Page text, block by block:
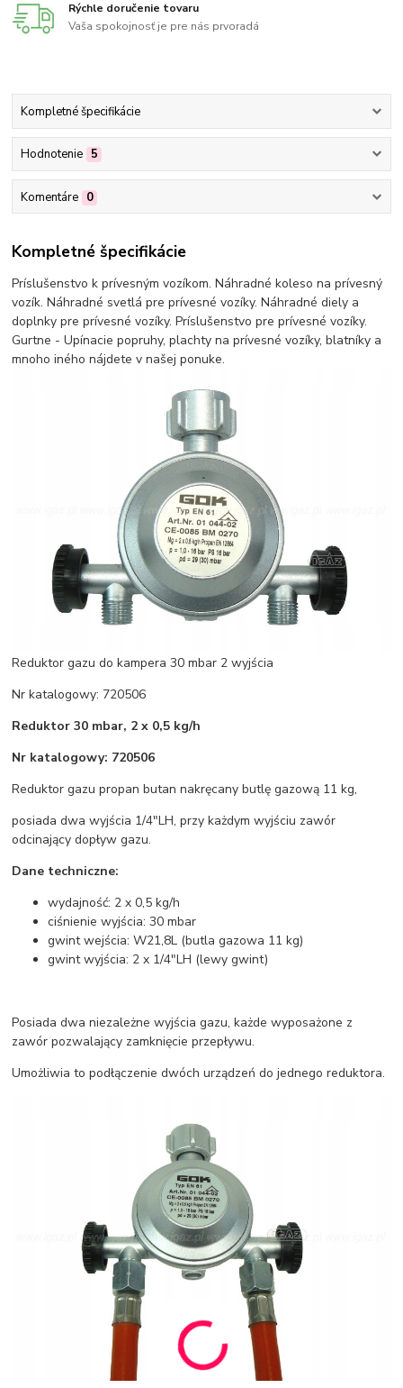
Rýchle doručenie tovaru
Vaša spokojnosť je pre nás prvoradá
Kompletné špecifikácie
Hodnotenie 5
Komentáre 0
Kompletné špecifikácie
Príslušenstvo k prívesným vozíkom. Náhradné koleso na prívesný
vozík. Náhradné svetlá pre prívesné vozíky. Náhradné diely a
doplnky pre prívesné vozíky. Príslušenstvo pre prívesné vozíky.
Gurtne - Upínacie popruhy, plachty na prívesné vozíky, blatníky a
mnoho iného nájdete v našej ponuke.
Reduktor gazu do kampera 30 mbar 2 wyjścia
Nr katalogowy: 720506
Reduktor 30 mbar, 2 x 0,5 kg/h
Nr katalogowy: 720506
Reduktor gazu propan butan nakręcany butlę gazową 11 kg,
posiada dwa wyjścia 1/4"LH, przy każdym wyjściu zawór
odcinający dopływ gazu.
Dane techniczne:
wydajność: 2 x 0,5 kg/h
ciśnienie wyjścia: 30 mbar
gwint wejścia: W21,8L (butla gazowa 11 kg)
gwint wyjścia: 2 x 1/4"LH (lewy gwint)
Posiada dwa niezależne wyjścia gazu, każde wyposażone z
zawór pozwalający zamknięcie przepływu.
Umożliwia to podłączenie dwóch urządzeń do jednego reduktora.